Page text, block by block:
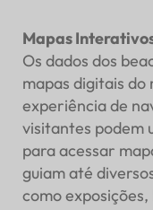
Mapas
Os dados dos
mapas digitais do
experiência de
visitantes podem
para acessar
guiam até
como